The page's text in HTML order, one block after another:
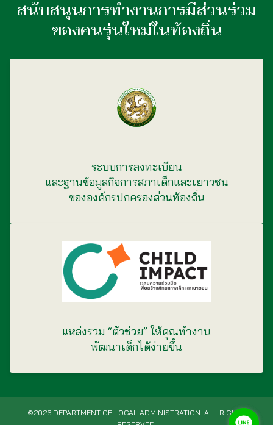
สนับสนุนการทำงานการมีส่วนร่วม
ของคนรุ่นใหม่ในท้องถิ่น
ระบบการลงทะเบียน
และฐานข้อมูลกิจการสภาเด็กและเยาวชน
ขององค์กรปกครองส่วนท้องถิ่น
แหล่งรวม “ตัวช่วย” ให้คุณทำงาน
พัฒนาเด็กได้ง่ายขึ้น
©2026 DEPARTMENT OF LOCAL ADMINISTRATION. ALL RIGHTS